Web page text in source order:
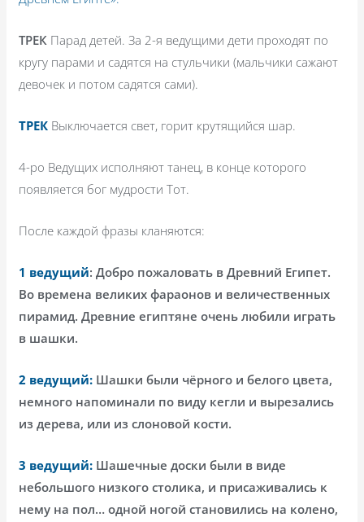
ТРЕК Парад детей. За 2-я ведущими дети проходят по
кругу парами и садятся на стульчики (мальчики сажают
девочек и потом садятся сами).
ТРЕК Выключается свет, горит крутящийся шар.
4-ро Ведущих исполняют танец, в конце которого
появляется бог мудрости Тот.
После каждой фразы кланяются:
1 ведущий: Добро пожаловать в Древний Египет.
Во времена великих фараонов и величественных
пирамид. Древние египтяне очень любили играть
в шашки.
2 ведущий: Шашки были чёрного и белого цвета,
немного напоминали по виду кегли и вырезались
из дерева, или из слоновой кости.
3 ведущий: Шашечные доски были в виде
небольшого низкого столика, и присаживались к
нему на пол… одной ногой становились на колено,